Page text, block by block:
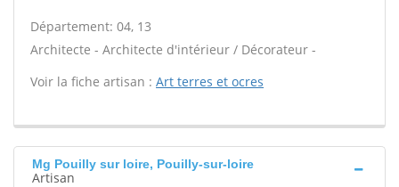
Département: 04, 13
Architecte - Architecte d'intérieur / Décorateur -
Voir la fiche artisan : Art terres et ocres
Mg Pouilly sur loire, Pouilly-sur-loire
Artisan